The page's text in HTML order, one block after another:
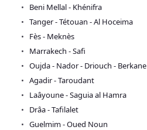
Beni Mellal - Khénifra
Tanger - Tétouan - Al Hoceima
Fès - Meknès
Marrakech - Safi
Oujda - Nador - Driouch - Berkane
Agadir - Taroudant
Laâyoune - Saguia al Hamra
Drâa - Tafilalet
Guelmim - Oued Noun